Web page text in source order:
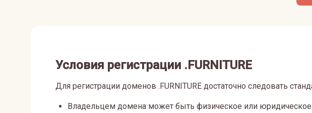
Условия регистрации .FURNITURE
Для регистрации доменов .FURNITURE достаточно следовать
Владельцем домена может быть физическое или юридическое.